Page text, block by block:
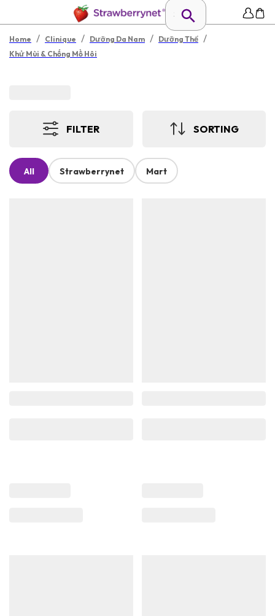
Home / Clinique / Dưỡng Da Nam / Dưỡng Thể /
Khử Mùi & Chống Mồ Hôi
FILTER SORTING
All Strawberrynet Mart